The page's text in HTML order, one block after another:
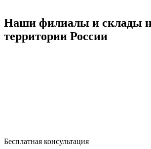
Наши филиалы и склады
территории России
Бесплатная консультация